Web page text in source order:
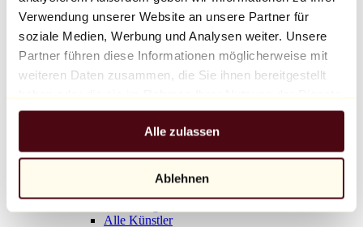
Verwendung unserer Website an unsere Partner für
soziale Medien, Werbung und Analysen weiter. Unsere
Partner führen diese Informationen möglicherweise mit
weiteren Daten zusammen, die Sie ihnen bereitgestellt
gesammelt haben.
Alle zulassen
Ablehnen
Balloon Dog (Orange)
Jeff Koons
10.000 €
Entdecken
Alle Bildhauer
Alle Fotografen
Alle Künstler